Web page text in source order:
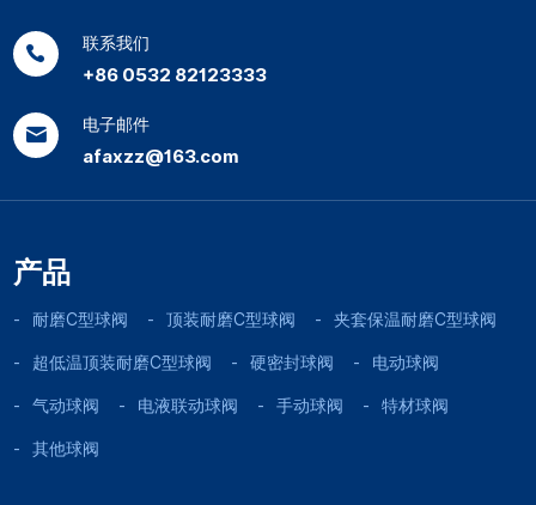
联系我们
+86 0532 82123333
电子邮件
afaxzz@163.com
产品
耐磨C型球阀 顶装耐磨C型球阀 夹套保温耐磨C型球阀
超低温顶装耐磨C型球阀 硬密封球阀 电动球阀
气动球阀 电液联动球阀 手动球阀 特材球阀
其他球阀